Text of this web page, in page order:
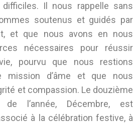
Il nous rappelle sans
soutenus et guidés par
et que nous avons en nous
nécessaires pour réussir
pourvu que nous restions
mission d’âme et que nous
et compassion. Le douzième
l’année, Décembre, est
à la célébration festive, à